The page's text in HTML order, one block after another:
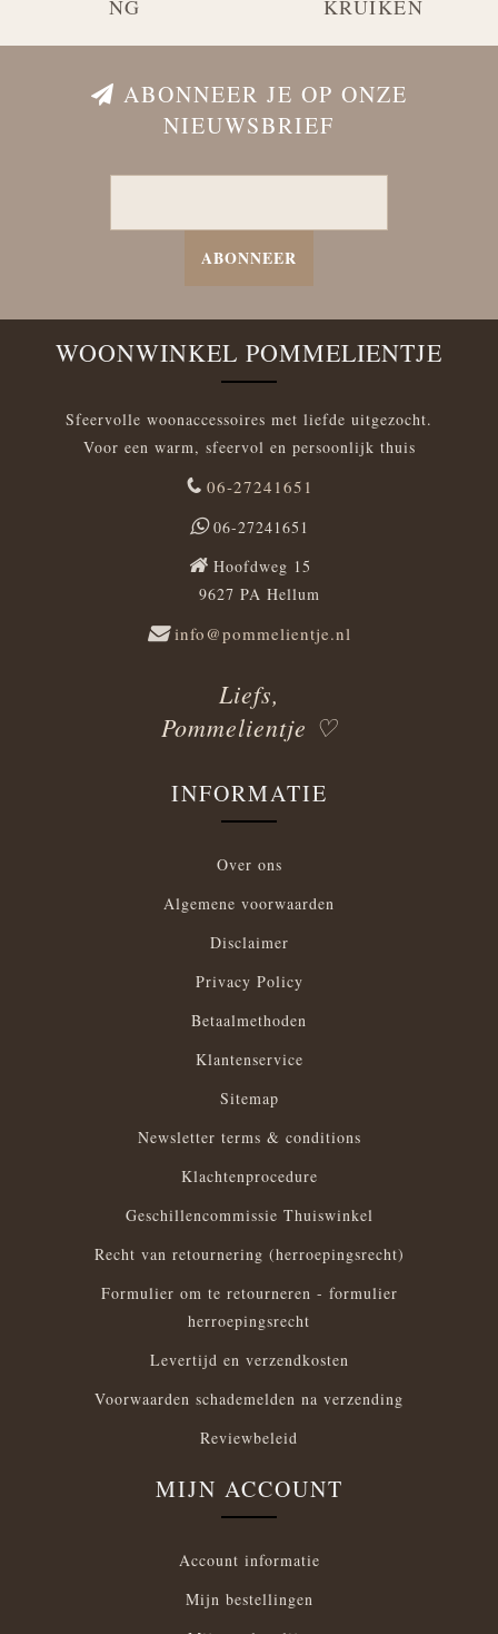
NG KRUIKEN
ABONNEER JE OP ONZE
NIEUWSBRIEF
ABONNEER
WOONWINKEL POMMELIENTJE
Sfeervolle woonaccessoires met liefde uitgezocht.
Voor een warm, sfeervol en persoonlijk thuis
06-27241651
06-27241651
Hoofdweg 15
9627 PA Hellum
info@pommelientje.nl
Liefs,
Pommelientje ♡
INFORMATIE
Over ons
Algemene voorwaarden
Disclaimer
Privacy Policy
Betaalmethoden
Klantenservice
Sitemap
Newsletter terms & conditions
Klachtenprocedure
Geschillencommissie Thuiswinkel
Recht van retournering (herroepingsrecht)
Formulier om te retourneren - formulier
herroepingsrecht
Levertijd en verzendkosten
Voorwaarden schademelden na verzending
Reviewbeleid
MIJN ACCOUNT
Account informatie
Mijn bestellingen